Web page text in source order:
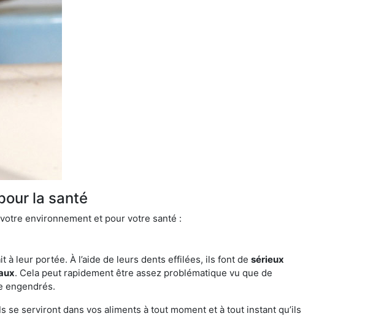
la santé
environnement et pour votre santé :
à leur portée. À l’aide de leurs dents effilées, ils font de sérieux
. Cela peut rapidement être assez problématique vu que de
engendrés.
se serviront dans vos aliments à tout moment et à tout instant qu’ils